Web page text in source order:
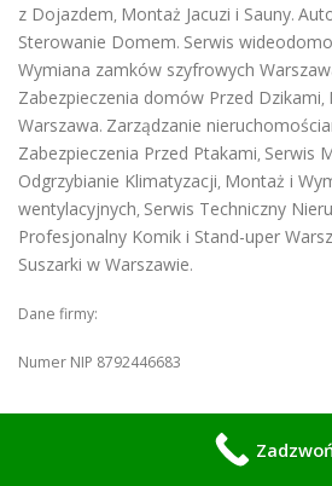
z Dojazdem, Montaż Jacuzi i Sauny.
Sterowanie Domem. Serwis
Wymiana zamków szyfrowych
Zabezpieczenia domów Przed Dzikami,
Warszawa. Zarządzanie
Zabezpieczenia Przed Ptakami, Serwis
Odgrzybianie Klimatyzacji, Montaż i
wentylacyjnych, Serwis Techniczny
Profesjonalny Komik i Stand-uper
Suszarki w Warszawie.
Dane firmy:
Numer NIP 8792446683